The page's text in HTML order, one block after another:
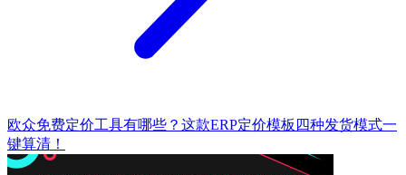
欧众免费定价工具有哪些？这款ERP定价模板四种发货模式一
键算清！